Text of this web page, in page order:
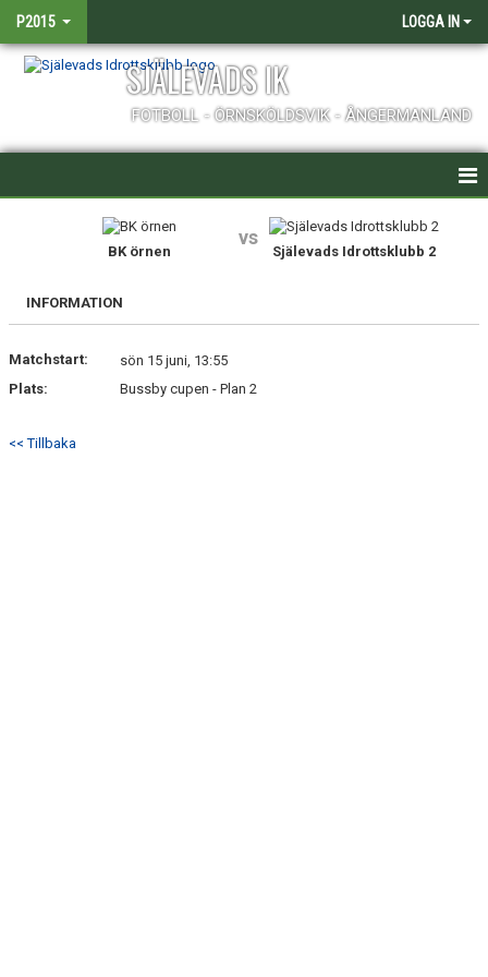
P2015 LOGGA IN
SJÄLEVADS IK
FOTBOLL - ÖRNSKÖLDSVIK - ÅNGERMANLAND
KALENDER
MATCHER
BILDGALLERI
BK örnen
vs
Själevads Idrottsklubb 2
INFORMATION
Matchstart:
sön 15 juni, 13:55
Plats:
Bussby cupen - Plan 2
<< Tillbaka